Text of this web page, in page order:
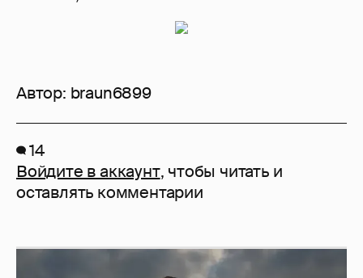
Автор: braun6899
14
Войдите в аккаунт, чтобы читать и
оставлять комментарии